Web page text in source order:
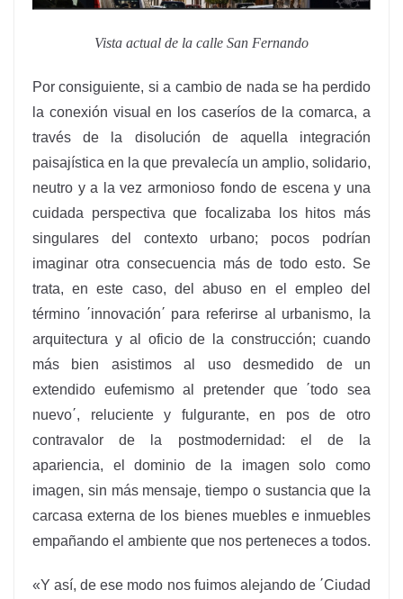
Vista actual de la calle San Fernando
Por consiguiente, si a cambio de nada se ha perdido
la conexión visual en los caseríos de la comarca, a
través de la disolución de aquella integración
paisajística en la que prevalecía un amplio, solidario,
neutro y a la vez armonioso fondo de escena y una
cuidada perspectiva que focalizaba los hitos más
singulares del contexto urbano; pocos podrían
imaginar otra consecuencia más de todo esto. Se
trata, en este caso, del abuso en el empleo del
término ΄innovación΄ para referirse al urbanismo, la
arquitectura y al oficio de la construcción; cuando
más bien asistimos al uso desmedido de un
extendido eufemismo al pretender que ΄todo sea
nuevo΄, reluciente y fulgurante, en pos de otro
contravalor de la postmodernidad: el de la
apariencia, el dominio de la imagen solo como
imagen, sin más mensaje, tiempo o sustancia que la
carcasa externa de los bienes muebles e inmuebles
empañando el ambiente que nos perteneces a todos.
«Y así, de ese modo nos fuimos alejando de ΄Ciudad